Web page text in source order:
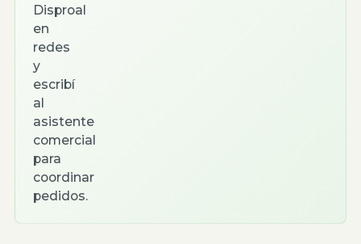
Disproal
en
redes
y
escribí
al
asistente
comercial
para
coordinar
pedidos.